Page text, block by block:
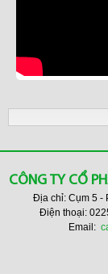
CÔNG TY CỔ
Địa chỉ: Cụm 5 -
Điện thoại:
Email: